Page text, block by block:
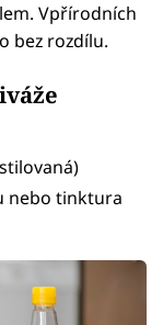
Vpřírodních
bez rozdílu.
nebo tinktura